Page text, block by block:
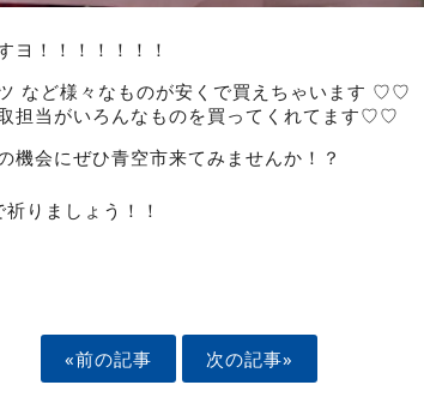
ヨ！！！！！！！
など様々なものが安くで買えちゃいます ♡♡
担当がいろんなものを買ってくれてます♡♡
機会にぜひ青空市来てみませんか！？
りましょう！！
«前の記事 次の記事»